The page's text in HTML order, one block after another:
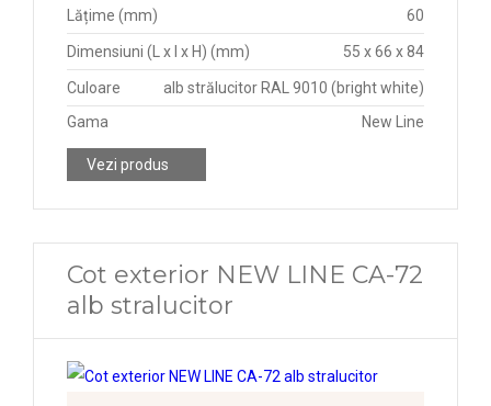
Lățime (mm) 60
Dimensiuni (L x l x H) (mm) 55 x 66 x 84
Culoare
alb strălucitor RAL 9010 (bright white)
Gama
New Line
Vezi produs
Cot exterior NEW LINE CA-72
alb stralucitor